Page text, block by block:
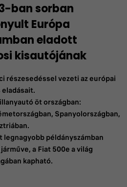
ban sorban
Európa
eladott
kisautójának
részesedéssel vezeti az európai
eladásait.
öt országban:
Spanyolországban,
példányszámban
a Fiat 500e a világ
kapható.